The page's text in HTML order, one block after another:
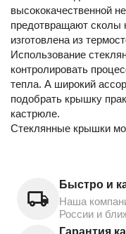
высококачественной
предотвращают сколы
изготовлена из
Использование
контролировать
тепла. А широкий
подобрать крышку
кастрюле.
Стеклянные крышки
Быстро и
Наша
России и
Гарантия